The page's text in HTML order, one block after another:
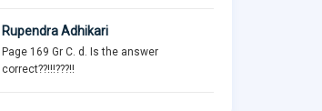
Rupendra Adhikari
Page 169 Gr C. d. Is the answer
correct??!!!???!!